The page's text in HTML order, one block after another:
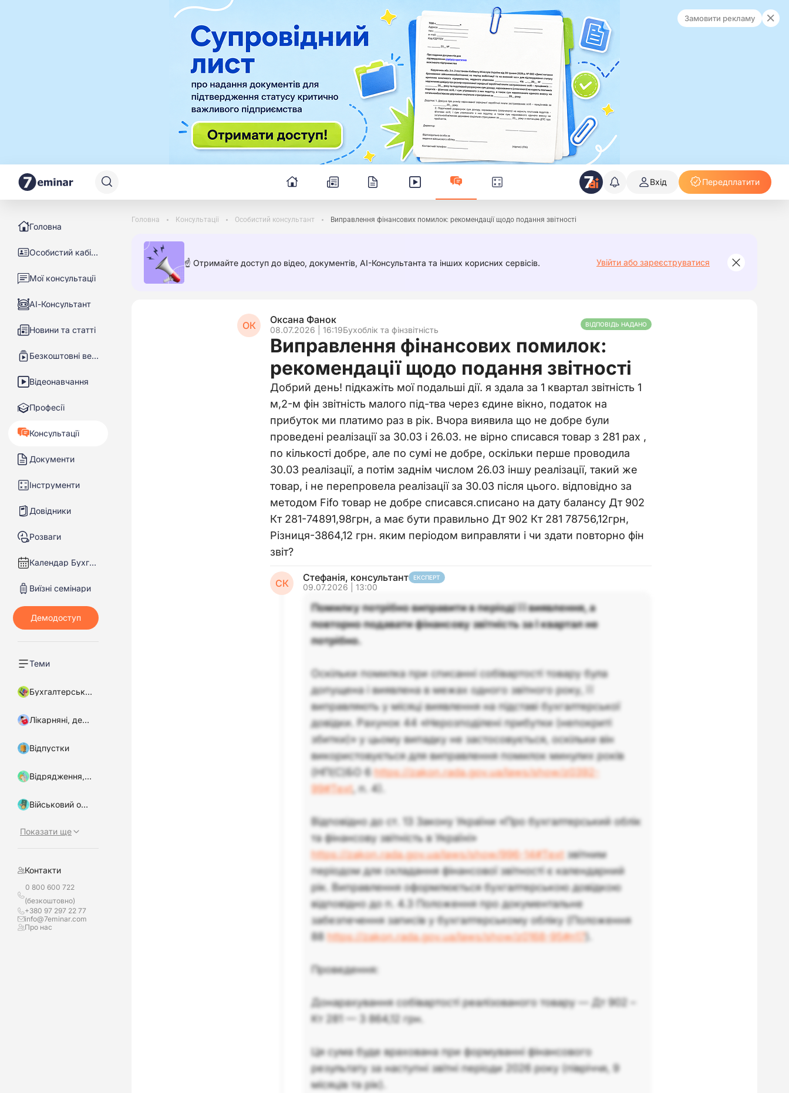
Замовити рекламу
Вхід Передплатити
Головна
Особистий кабінет
Мої консультації
АІ-Консультант
Новини та статті
Безкоштовні вебінари
Відеонавчання
Професії
Консультації
Документи
Інструменти
Довідники
Розваги
Календар Бухгалтера
Виїзні семінари
Теми
Бухгалтерський облік
Лікарняні, декретні
Відпустки
Відрядження, підзвітні кошти
Військовий облік, бронювання
Показати ще
Контакти
0 800 600 722
(безкоштовно)
+380 97 297 22 77
info@7eminar.com
Про нас
Головна Консультації Особистий консультант Виправлення фінансових помилок: рекомендації щодо подання звітності
☝️ Отримайте доступ до відео, документів, AI-Консультанта та інших корисних сервісів. Увійти або зареєструватися
ОК Оксана Фанок
08.07.2026 | 16:19Бухоблік та фінзвітність
ВІДПОВІДЬ НАДАНО
Виправлення фінансових помилок:
рекомендації щодо подання звітності
Добрий день! підкажіть мої подальші дії. я здала за 1 квартал звітність 1
м,2-м фін звітність малого під-тва через єдине вікно, податок на
прибуток ми платимо раз в рік. Вчора виявила що не добре були
проведені реалізації за 30.03 і 26.03. не вірно списався товар з 281 рах ,
по кількості добре, але по сумі не добре, оскільки перше проводила
30.03 реалізації, а потім заднім числом 26.03 іншу реалізації, такий же
товар, і не перепровела реалізації за 30.03 після цього. відповідно за
методом Fifo товар не добре списався.списано на дату балансу Дт 902
Кт 281-74891,98грн, а має бути правильно Дт 902 Кт 281 78756,12грн,
Різниця-3864,12 грн. яким періодом виправляти і чи здати повторно фін
звіт?
СК Стефанія, консультант ЕКСПЕРТ
09.07.2026 | 13:00
Помилку потрібно виправити в періоді її виявлення, а
повторно подавати фінансову звітність за І квартал не
потрібно.
Оскільки помилка при списанні собівартості товару була
допущена і виявлена в межах одного звітного року, її
виправляють у місяці виявлення на підставі бухгалтерської
довідки. Рахунок 44 «Нерозподілені прибутки (непокриті
збитки)» у цьому випадку не застосовується, оскільки він
використовується для виправлення помилок минулих років
(НП(С)БО 6 https://zakon.rada.gov.ua/laws/show/z0392-
99#Text, п. 4).
Відповідно до ст. 13 Закону України «Про бухгалтерський облік
та фінансову звітність в Україні»
https://zakon.rada.gov.ua/laws/show/996-14#Text звітним
періодом для складання фінансової звітності є календарний
рік. Виправлення оформлюється бухгалтерською довідкою
відповідно до п. 4.3 Положення про документальне
забезпечення записів у бухгалтерському обліку (Положення
88 https://zakon.rada.gov.ua/laws/show/z0168-95#n17
Проведення:
Донарахування собівартості реалізованого товару — Дт 902 –
Кт 281 — 3 864,12 грн.
Ця сума буде врахована при формуванні фінансового
результату за наступні звітні періоди 2026 року (півріччя, 9
місяців та рік).